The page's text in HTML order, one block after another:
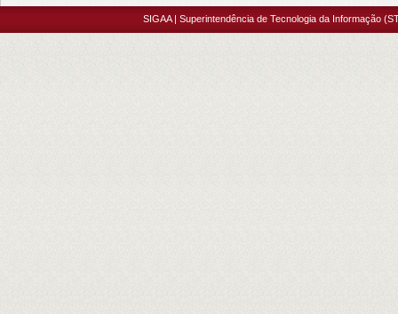
SIGAA | Superintendência de Tecnologia da Informação